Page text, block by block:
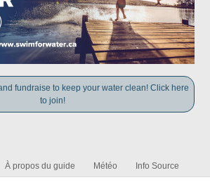
fundraise to keep your water clean! Click here
to join!
À propos du guide Météo Info Source